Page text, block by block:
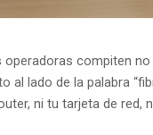
compiten
al lado de la palabra
ni tu tarjeta de